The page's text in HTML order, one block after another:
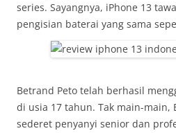
series. Sayangnya, iPhone 13
pengisian baterai yang sama
Betrand Peto telah berhasil
di usia 17 tahun. Tak main-main,
sederet penyanyi senior dan